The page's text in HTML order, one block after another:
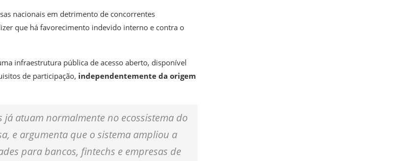
nacionais em detrimento de concorrentes
que há favorecimento indevido interno e contra o
infraestrutura pública de acesso aberto, disponível
de participação, independentemente da origem
atuam normalmente no ecossistema do
e argumenta que o sistema ampliou a
para bancos, fintechs e empresas de